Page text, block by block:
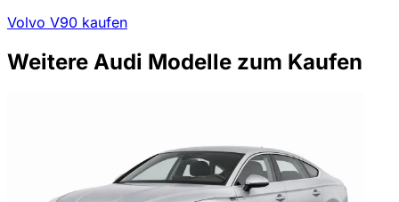
Volvo V90 kaufen
Weitere Audi Modelle zum Kaufen